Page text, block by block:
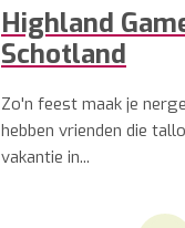
Highland
Schotland
Zo'n feest maak je
hebben vrienden die
vakantie in...